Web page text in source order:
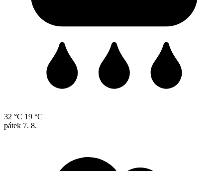
32 °C 19 °C
pátek 7. 8.